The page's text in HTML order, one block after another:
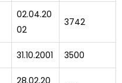
02.04.20
02
3742
31.10.2001 3500
28.02.20